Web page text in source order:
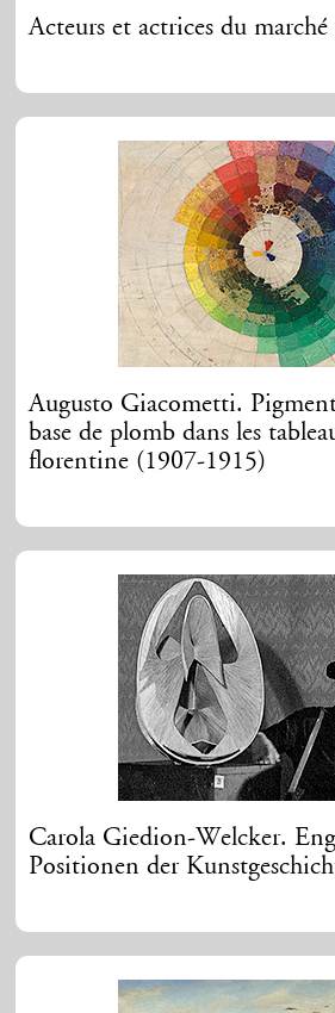
Acteurs et actrices du marché
Augusto Giacometti.
base de plomb dans les
florentine (1907-1915)
Carola Giedion-Welcker.
Positionen der